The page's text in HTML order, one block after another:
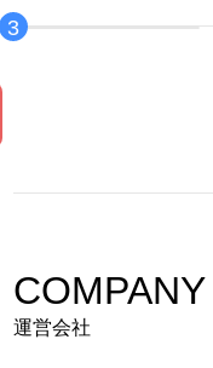
COMPANY
運営会社